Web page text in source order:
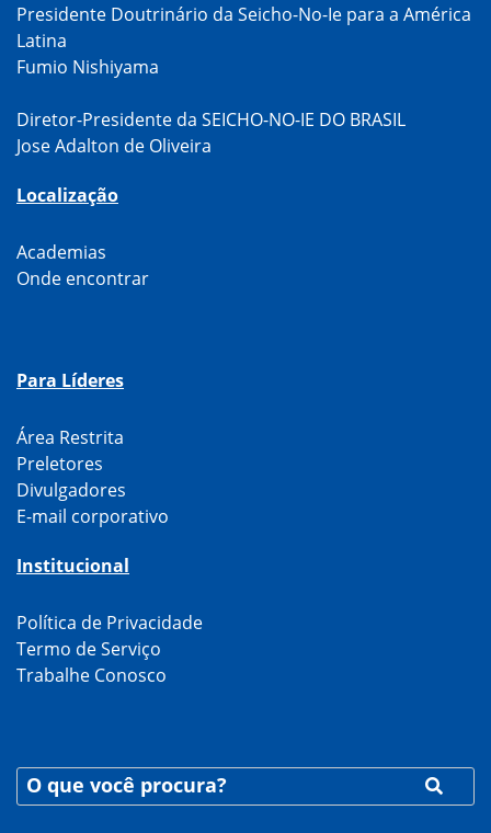
Presidente Doutrinário da Seicho-No-Ie para a América
Latina
Fumio Nishiyama
Diretor-Presidente da SEICHO-NO-IE DO BRASIL
Jose Adalton de Oliveira
Localização
Academias
Onde encontrar
Para Líderes
Área Restrita
Preletores
Divulgadores
E-mail corporativo
Institucional
Política de Privacidade
Termo de Serviço
Trabalhe Conosco